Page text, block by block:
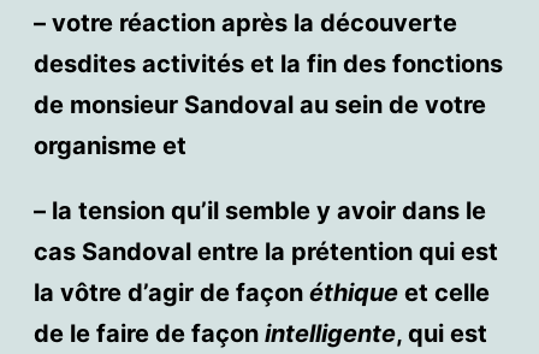
– votre réaction après la découverte
desdites activités et la fin des fonctions
de monsieur Sandoval au sein de votre
organisme et
– la tension qu’il semble y avoir dans le
cas Sandoval entre la prétention qui est
la vôtre d’agir de façon éthiqueet celle
de le faire de façon intelligente, qui est